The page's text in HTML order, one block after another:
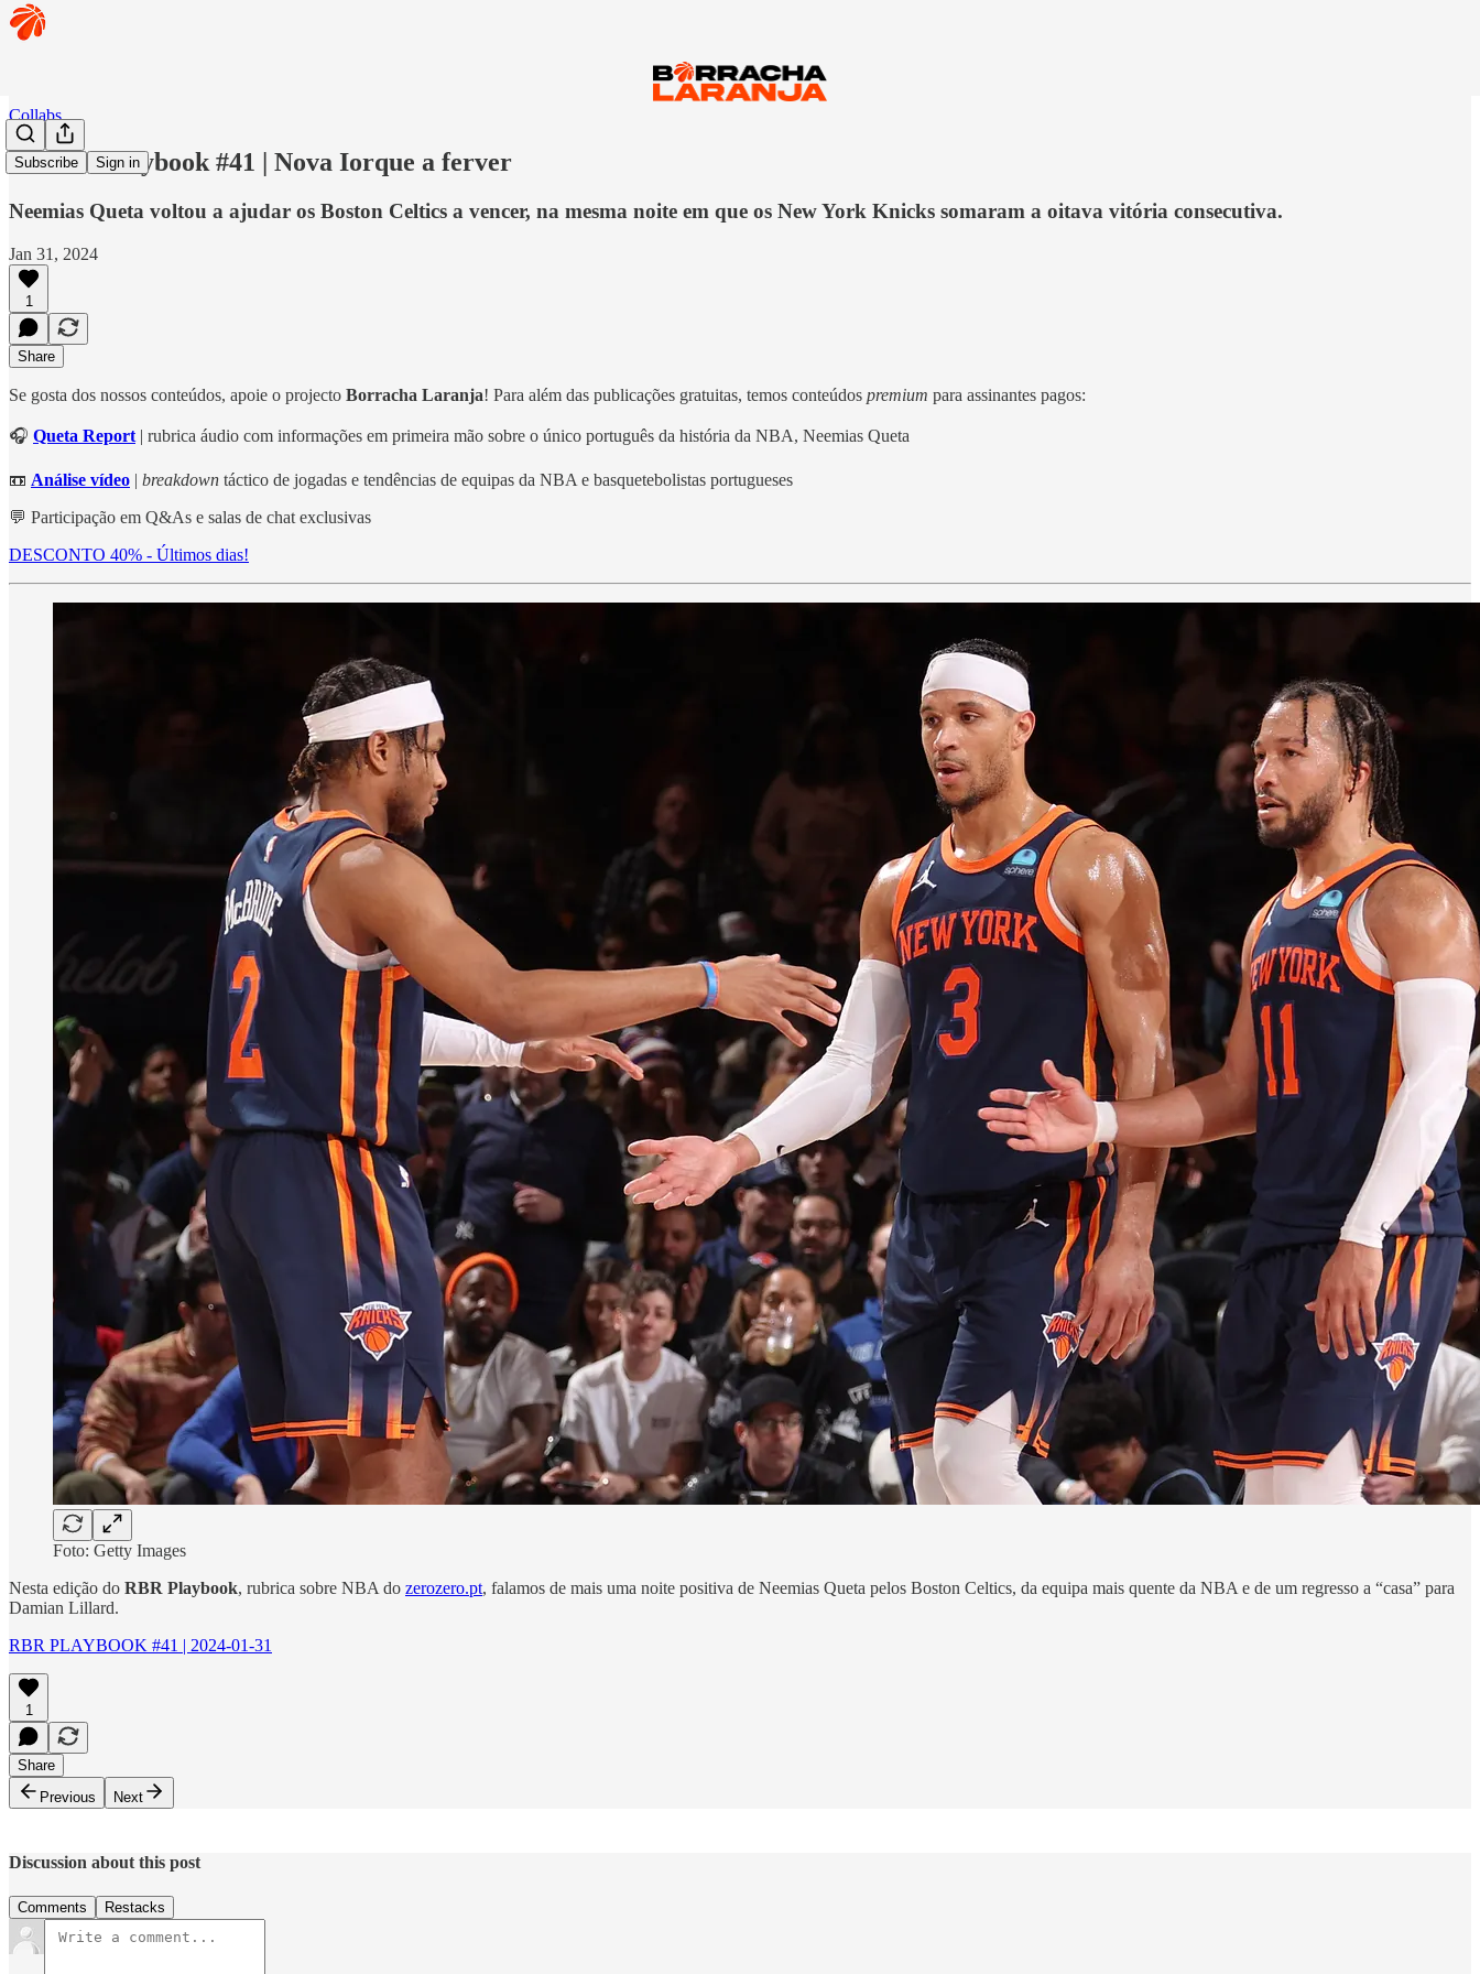
Subscribe Sign in
Collabs
🏀 RBR Playbook #41 | Nova Iorque a ferver
Neemias Queta voltou a ajudar os Boston Celtics a vencer, na mesma noite em que os New York Knicks somaram a oitava vitória consecutiva.
Jan 31, 2024
1
Share
Se gosta dos nossos conteúdos, apoie o projecto Borracha Laranja! Para além das publicações gratuitas, temos conteúdos premium para assinantes pagos:
🎧 Queta Report | rubrica áudio com informações em primeira mão sobre o único português da história da NBA, Neemias Queta
📼 Análise vídeo | breakdown táctico de jogadas e tendências de equipas da NBA e basquetebolistas portugueses
💬 Participação em Q&As e salas de chat exclusivas
DESCONTO 40% - Últimos dias!
Foto: Getty Images
Nesta edição do RBR Playbook, rubrica sobre NBA do zerozero.pt, falamos de mais uma noite positiva de Neemias Queta pelos Boston Celtics, da equipa mais quente da NBA e de um regresso a “casa” para
Damian Lillard.
RBR PLAYBOOK #41 | 2024-01-31
1
Share
Previous
Next
Discussion about this post
Comments Restacks